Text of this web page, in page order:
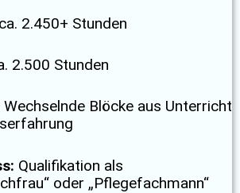
ca. 2.450+ Stunden
2.500 Stunden
Wechselnde Blöcke aus Unterricht
Qualifikation als
oder „Pflegefachmann“